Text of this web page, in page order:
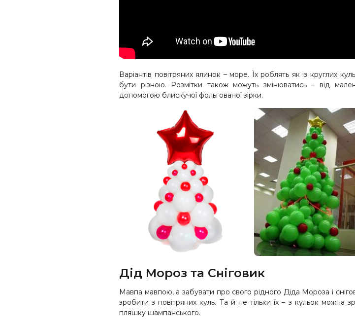
Варіантів повітряних ялинок – море. Їх роблять як із круглих
бути різною. Розмітки також можуть змінюватись – від
допомогою блискучої фольгованої зірки.
Дід Мороз та Сніговик
Мавпа мавпою, а забувати про свого рідного Діда Мороза і
зробити з повітряних куль. Та й не тільки їх – з кульок можна
пляшку шампанського.